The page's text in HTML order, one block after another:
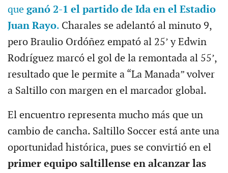
que ganó 2-1 el partido de Ida en el Estadio
Juan Rayo.Charales se adelantó al minuto 9,
pero Braulio Ordóñez empató al 25’ y Edwin
Rodríguez marcó el gol de la remontada al 55’,
resultado que le permite a “La Manada” volver
a Saltillo con margen en el marcador global.
El encuentro representa mucho más que un
cambio de cancha. Saltillo Soccer está ante una
oportunidad histórica, pues se convirtió en el
primer equipo saltillense en alcanzar las